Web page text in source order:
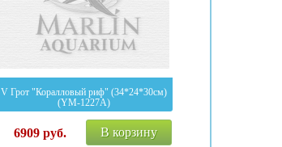
V Грот "Коралловый риф" (34*24*30см)
(YM-1227A)
6909руб. В корзину